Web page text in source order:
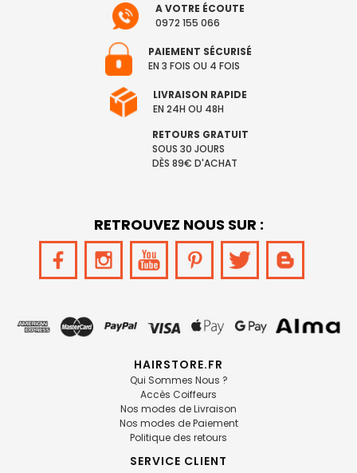
A VOTRE ÉCOUTE
0972 155 066
PAIEMENT SÉCURISÉ
EN 3 FOIS OU 4 FOIS
LIVRAISON RAPIDE
EN 24H OU 48H
RETOURS GRATUIT
SOUS 30 JOURS
DÈS 89€ D'ACHAT
RETROUVEZ NOUS SUR :
HAIRSTORE.FR
Qui Sommes Nous ?
Accès Coiffeurs
Nos modes de Livraison
Nos modes de Paiement
Politique des retours
SERVICE CLIENT